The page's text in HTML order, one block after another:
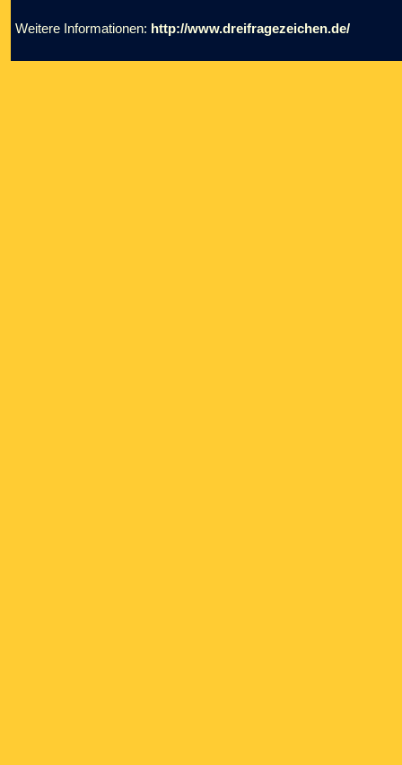
Weitere Informationen: http://www.dreifragezeichen.de/